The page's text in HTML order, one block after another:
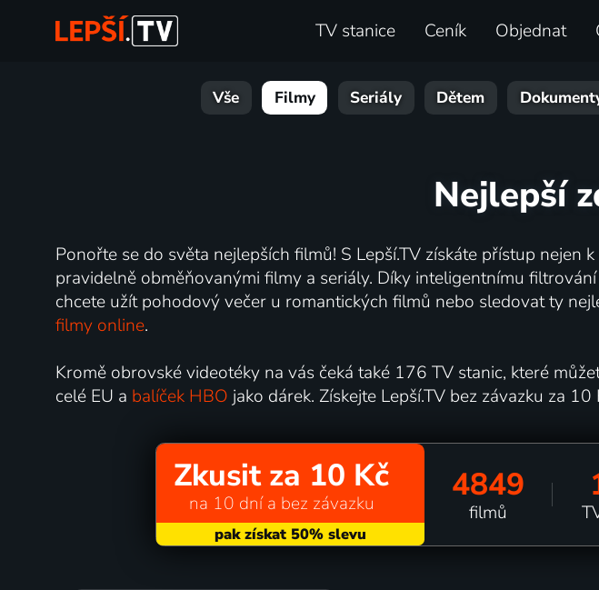
TV stanice Ceník Objednat
Vše Filmy Seriály Dětem
Nejlepší
Ponořte se do světa nejlepších filmů! S Lepší.TV získáte přístup
pravidelně obměňovanými filmy a seriály. Díky inteligentnímu
chcete užít pohodový večer u romantických filmů nebo sledovat ty
filmy online.
Kromě obrovské videotéky na vás čeká také 176 TV stanic, které
celé EU a balíček HBO jako dárek. Získejte Lepší.TV bez závazku za
Zkusit za 10 Kč
na 10 dní a bez závazku 4849
filmů